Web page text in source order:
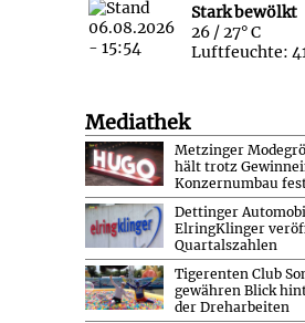
Stark bewölkt
26 / 27° C
Luftfeuchte:
Mediathek
Metzinger
hält trotz
Konzernumbau
Dettinger
ElringKlinger
Quartalszahlen
Tigerenten Club
gewähren Blick
der Dreharbeiten